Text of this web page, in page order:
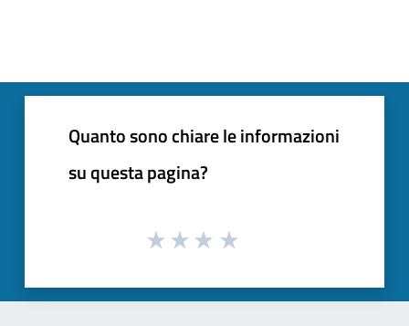
Quanto sono chiare le informazioni
su questa pagina?